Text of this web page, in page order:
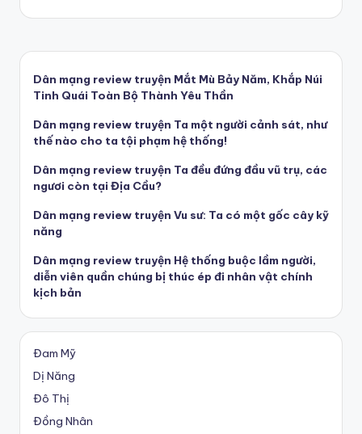
Dân mạng review truyện Mắt Mù Bảy Năm, Khắp Núi
Tinh Quái Toàn Bộ Thành Yêu Thần
Dân mạng review truyện Ta một người cảnh sát, như
thế nào cho ta tội phạm hệ thống!
Dân mạng review truyện Ta đều đứng đầu vũ trụ, các
ngươi còn tại Địa Cầu?
Dân mạng review truyện Vu sư: Ta có một gốc cây kỹ
năng
Dân mạng review truyện Hệ thống buộc lầm người,
diễn viên quần chúng bị thúc ép đi nhân vật chính
kịch bản
Đam Mỹ
Dị Năng
Đô Thị
Đồng Nhân